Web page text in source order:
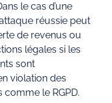
le cas d’une
réussie peut
de revenus ou
légales si les
sont
violation des
le RGPD.